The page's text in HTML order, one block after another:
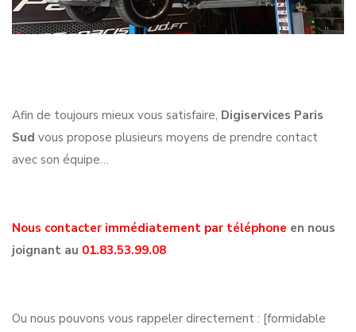
Afin de toujours mieux vous satisfaire, Digiservices Paris
Sud vous propose plusieurs moyens de prendre contact
avec son équipe…
Nous contacter immédiatement par téléphone en nous
joignant au 01.83.53.99.08
Ou nous pouvons vous rappeler directement : [formidable